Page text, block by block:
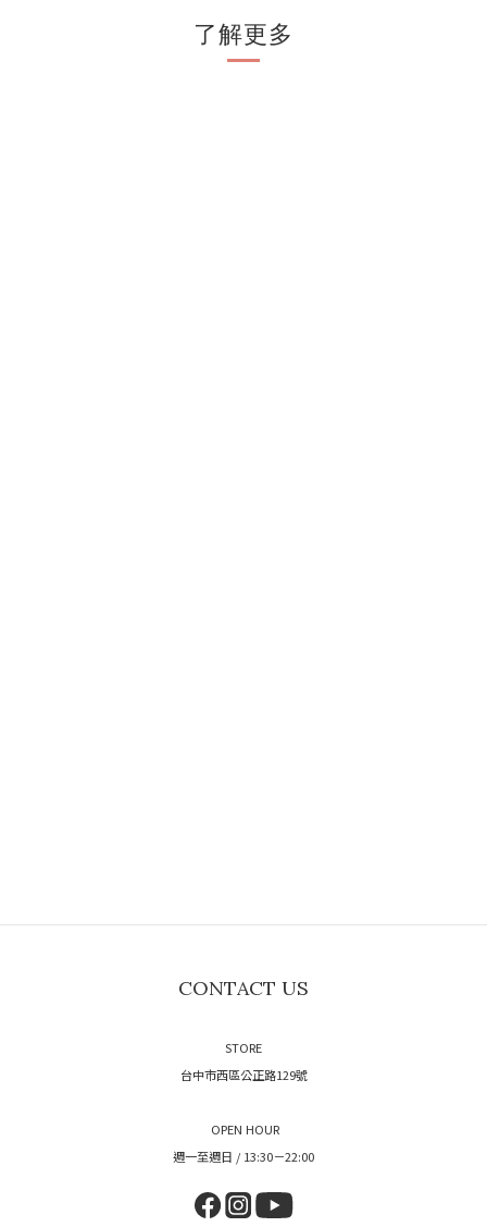
了解更多
CONTACT US
STORE
台中市西區公正路129號
OPEN HOUR
週一至週日 / 13:30－22:00